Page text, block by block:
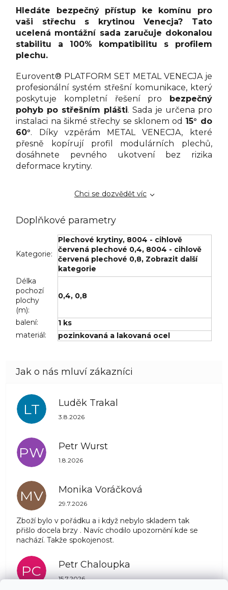
Hledáte bezpečný přístup ke komínu pro
vaši střechu s krytinou Venecja? Tato
ucelená montážní sada zaručuje dokonalou
stabilitu a 100% kompatibilitu s profilem
plechu.
Eurovent® PLATFORM SET METAL VENECJA je
profesionální systém střešní komunikace, který
poskytuje kompletní řešení pro
bezpečný
pohyb po střešním plášti. Sada je určena pro
instalaci na šikmé střechy se sklonem od 15° do
60°. Díky vzpěrám METAL VENECJA, které
přesně kopírují profil modulárních plechů,
dosáhnete pevného ukotvení bez rizika
deformace krytiny.
Chci se dozvědět víc
Doplňkové parametry
Kategorie:
Plechové krytiny, 8004 - cihlově
červená plechové 0,4, 8004 - cihlově
červená plechové 0,8, Zobrazit další
kategorie
Délka
pochozí
plochy
(m):
0,4, 0,8
balení:
1 ks
materiál: pozinkovaná a lakovaná ocel
LT Luděk Trakal
Hodnocení obchodu je 5 z 5 hvězdiček.
3.8.2026
PW Petr Wurst
Hodnocení obchodu je 5 z 5 hvězdiček.
1.8.2026
MV Monika Voráčková
Hodnocení obchodu je 5 z 5 hvězdiček.
29.7.2026
Zboží bylo v pořádku a i když nebylo skladem tak
přišlo docela brzy . Navíc chodilo upozornění kde se
nachází. Takže spokojenost.
PC Petr Chaloupka
Hodnocení obchodu je 5 z 5 hvězdiček.
15.7.2026